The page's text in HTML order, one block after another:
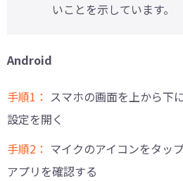
いことを示しています。
Android
手順1： スマホの画面を上から下
設定を開く
手順2： マイクのアイコンをタッ
アプリを確認する